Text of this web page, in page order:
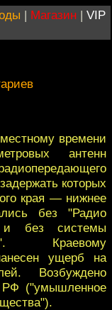
| Магазин | VIP
времени
антенн
которых
края — нижнее
без "Радио
и без системы
Краевому
ущерб на
Возбуждено
РФ ("умышленное